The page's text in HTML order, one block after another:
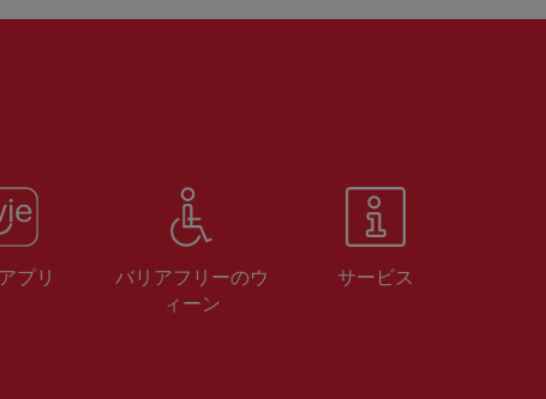
プリ
バリアフリーのウ
ィーン
サービス